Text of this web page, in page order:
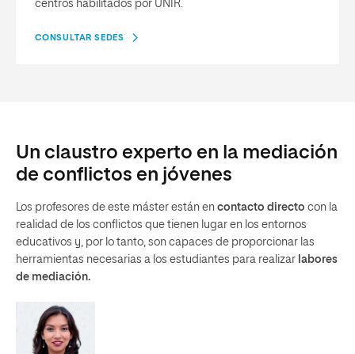
centros habilitados por UNIR.
CONSULTAR SEDES
Un claustro experto en la mediación
de conflictos en jóvenes
Los profesores de este máster están en contacto directo con la
realidad de los conflictos que tienen lugar en los entornos
educativos y, por lo tanto, son capaces de proporcionar las
herramientas necesarias a los estudiantes para realizar labores
de mediación.